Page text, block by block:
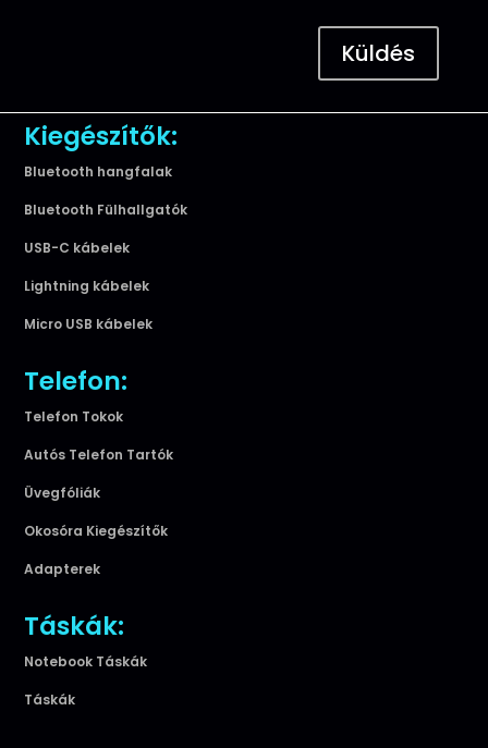
Küldés
Kiegészítők:
Bluetooth hangfalak
Bluetooth Fülhallgatók
USB-C kábelek
Lightning kábelek
Micro USB kábelek
Telefon:
Telefon Tokok
Autós Telefon Tartók
Üvegfóliák
Okosóra Kiegészítők
Adapterek
Táskák:
Notebook Táskák
Táskák